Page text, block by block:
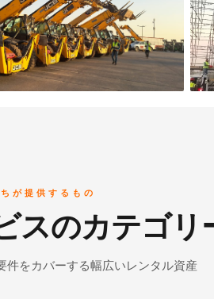
が提供するもの
スのカテゴリ
件をカバーする幅広いレンタル資産